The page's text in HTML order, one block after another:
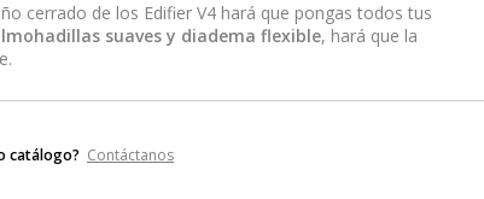
cerrado de los Edifier V4 hará que pongas todos tus
suaves y diadema flexible, hará que la
catálogo? Contáctanos